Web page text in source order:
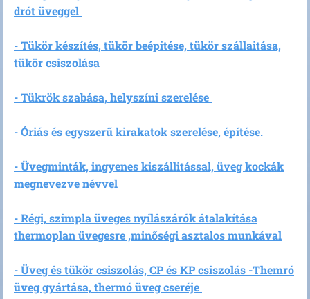
drót üveggel
- Tükör készítés, tükör beépitése, tükör szállaitása,
tükör csiszolása
- Tükrök szabása, helyszíni szerelése
- Óriás és egyszerű kirakatok szerelése, építése.
- Üvegminták, ingyenes kiszállitással, üveg kockák
megnevezve névvel
- Régi, szimpla üveges nyílászárók átalakítása
thermoplan üvegesre ,minőségi asztalos munkával
- Üveg és tükör csiszolás, CP és KP csiszolás -Themró
üveg gyártása, thermó üveg cseréje